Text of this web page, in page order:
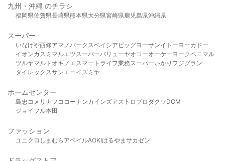
九州・沖縄 のチラシ
福岡県佐賀県長崎県熊本県大分県宮崎県鹿児島県沖縄県
スーパー
いなげや西條アマノパークスベイシア ビッグヨーサンイトーヨーカドー
イオンカスミ マルエツスーパーバリューヤオコーオーケー ヨークベニマル
ツルヤマルト オギノ エスマート ライフ業務スーパーいかり フジグラン
ダイレックスサンエーイズミヤ
ホームセンター
島忠 コメリ ナフコ コーナンカインズアストロプロダクツDCM
ジョイフル本田
ファッション
ユニクロ しまむら アベイルAOKIはるやま サカゼン